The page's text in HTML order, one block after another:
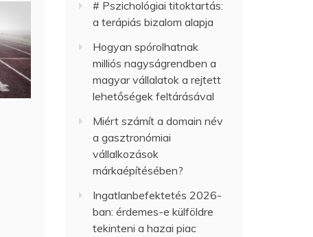
# Pszichológiai titoktartás:
a terápiás bizalom alapja
Hogyan spórolhatnak
milliós nagyságrendben a
magyar vállalatok a rejtett
lehetőségek feltárásával
Miért számít a domain név
a gasztronómiai
vállalkozások
márkaépítésében?
Ingatlanbefektetés 2026-
ban: érdemes-e külföldre
tekinteni a hazai piac